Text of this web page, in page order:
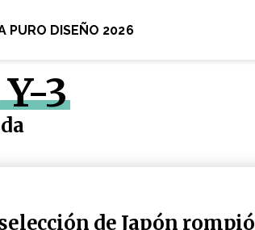
PURO DISEÑO 2026
3
de Japón rompió